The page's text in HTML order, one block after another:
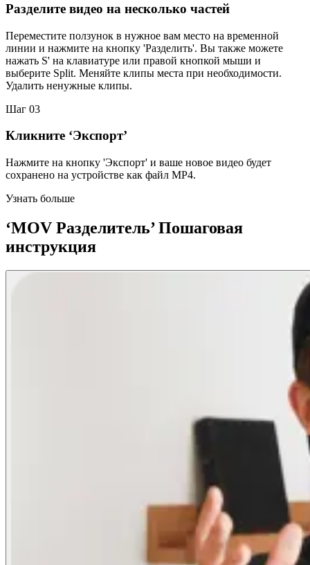
Разделите видео на несколько частей
Переместите ползунок в нужное вам место на временной
линии и нажмите на кнопку 'Разделить'. Вы также можете
нажать S' на клавиатуре или правой кнопкой мыши и
выберите Split. Меняйте клипы места при необходимости.
Удалить ненужные клипы.
Шаг 03
Кликните ‘Экспорт’
Нажмите на кнопку 'Экспорт' и ваше новое видео будет
сохранено на устройстве как файл MP4.
Узнать больше
‘MOV Разделитель’ Пошаговая
инструкция